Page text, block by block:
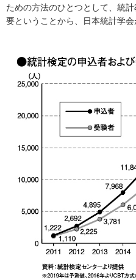
ための方法のひとつとして、統
要ということから、日本統計学会